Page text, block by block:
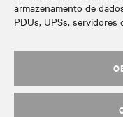
armazenamento de
PDUs, UPSs,